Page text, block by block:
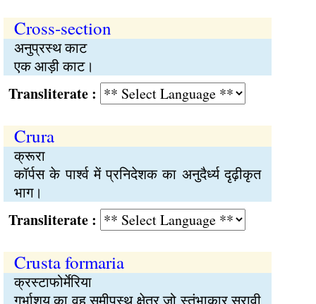
Cross-section
अनुप्रस्थ काट
एक आड़ी काट।
:
Crura
क्रूरा
कॉर्पस के पार्श्व में प्रनिदेशक का अनुदैर्ध्य दृढ़ीकृत
भाग।
:
Crusta formaria
क्रस्टाफोर्मेरिया
गर्भाशय का वह समीपस्थ क्षेत्र जो स्तंभाकार स्रावी